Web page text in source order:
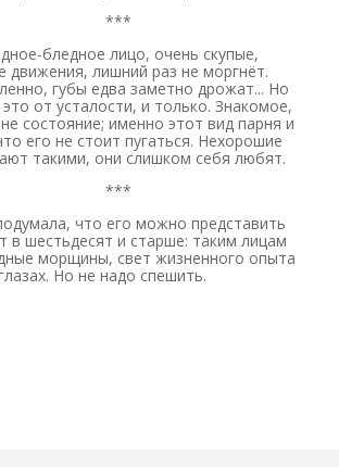
***
бледное лицо, очень скупые,
движения, лишний раз не моргнёт.
губы едва заметно дрожат... Но
от усталости, и только. Знакомое,
состояние; именно этот вид парня и
его не стоит пугаться. Нехорошие
такими, они слишком себя любят.
***
что его можно представить
в шестьдесят и старше: таким лицам
морщины, свет жизненного опыта
Но не надо спешить.